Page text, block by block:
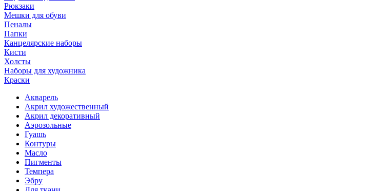
Рюкзаки
Мешки для обуви
Пеналы
Папки
Канцелярские наборы
Кисти
Холсты
Наборы для художника
Краски
Акварель
Акрил художественный
Акрил декоративный
Аэрозольные
Гуашь
Контуры
Масло
Пигменты
Темпера
Эбру